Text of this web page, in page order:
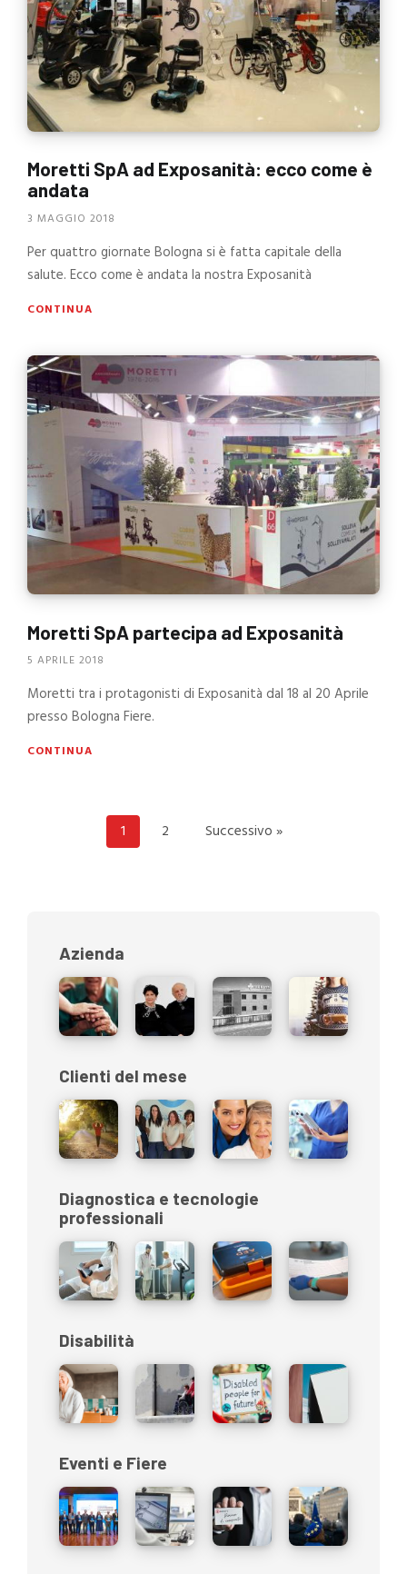
Moretti SpA ad Exposanità: ecco come è
andata
3 MAGGIO 2018
Per quattro giornate Bologna si è fatta capitale della
salute. Ecco come è andata la nostra Exposanità
CONTINUA
Moretti SpA partecipa ad Exposanità
5 APRILE 2018
Moretti tra i protagonisti di Exposanità dal 18 al 20 Aprile
presso Bologna Fiere.
CONTINUA
1 2 Successivo »
Azienda
Clienti del mese
Diagnostica e tecnologie
professionali
Disabilità
Eventi e Fiere